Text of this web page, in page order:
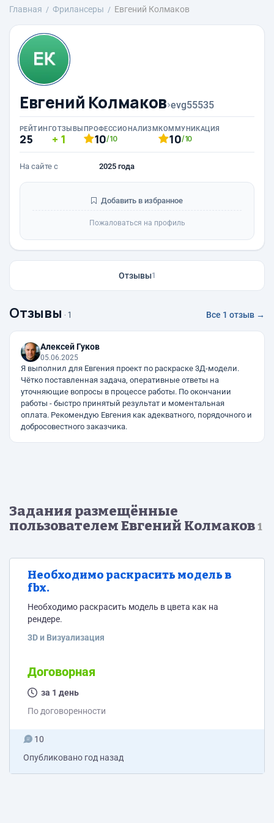
Главная Фрилансеры Евгений Колмаков
Евгений Колмаков›evg55535
РЕЙТИНГ
25
ОТЗЫВЫ
1
ПРОФЕССИОНАЛИЗМ
10/10
КОММУНИКАЦИЯ
10/10
На сайте с 2025 года
Добавить в избранное
Пожаловаться на профиль
Отзывы1
Отзывы · 1 Все 1 отзыв →
Алексей Гуков
05.06.2025
Я выполнил для Евгения проект по раскраске 3Д-модели.
Чётко поставленная задача, оперативные ответы на
уточняющие вопросы в процессе работы. По окончании
работы - быстро принятый результат и моментальная
оплата. Рекомендую Евгения как адекватного, порядочного и
добросовестного заказчика.
Задания размещённые
пользователем Евгений Колмаков 1
Необходимо раскрасить модель в
fbx.
Необходимо раскрасить модель в цвета как на
рендере.
3D и Визуализация
Договорная
за 1 день
По договоренности
10
Опубликовано год назад